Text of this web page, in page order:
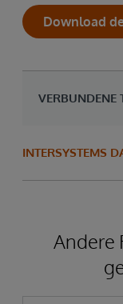
Download
VERBUNDENE
INTERSYSTEMS
Andere